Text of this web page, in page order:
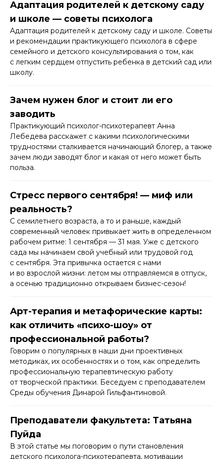
Адаптация родителей к детскому саду
и школе — советы психолога
Адаптация родителей к детскому саду и школе. Советы
и рекомендации практикующего психолога в сфере
семейного и детского консультирования о том, как
с легким сердцем отпустить ребенка в детский сад или
школу.​
Зачем нужен блог и стоит ли его
заводить
Практикующий психолог-психотерапевт Анна
Лебедева расскажет с какими психологическими
трудностями сталкивается начинающий блогер, а также
зачем люди заводят блог и какая от него может быть
польза.​
Стресс первого сентября! — миф или
реальность?
С семилетнего возраста, а то и раньше, каждый
современный человек привыкает жить в определенном
рабочем ритме: 1 сентября — 31 мая. Уже с детского
сада мы начинаем свой учебный или трудовой год
с сентября. Эта привычка остается с нами
и во взрослой жизни: летом мы отправляемся в отпуск,
а осенью традиционно открываем бизнес-сезон!
Арт-терапия и метафорические карты:
как отличить «психо-шоу» от
профессиональной работы?
Говорим о популярных в наши дни проективных
методиках, их особенностях и о том, как определить
профессиональную терапевтическую работу
от творческой практики. Беседуем с преподавателем
Среды обучения Динарой Гильфантиновой.
Преподаватели факультета: Татьяна
Пуйда
В этой статье мы поговорим о пути становления
детского психолога-психотерапевта, мотивации